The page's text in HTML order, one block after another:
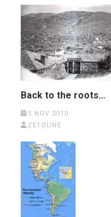
Back to the roots…
5 NOV 2010
ZETOUNE